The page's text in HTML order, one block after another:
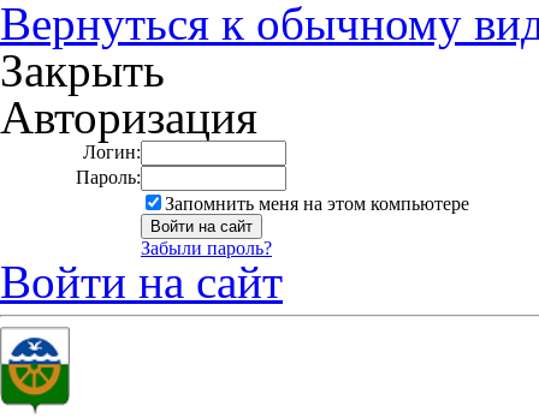
Вернуться к обычному
Закрыть
Авторизация
Логин:
Пароль:
Запомнить меня на этом компьютере
Забыли пароль?
Войти на сайт